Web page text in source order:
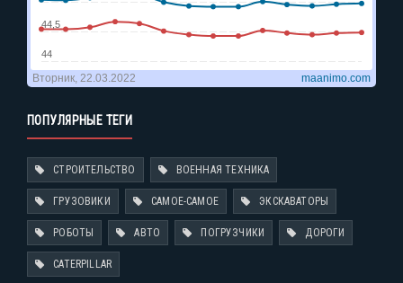
ПОПУЛЯРНЫЕ ТЕГИ
СТРОИТЕЛЬСТВО ВОЕННАЯ ТЕХНИКА
ГРУЗОВИКИ САМОЕ-САМОЕ ЭКСКАВАТОРЫ
РОБОТЫ АВТО ПОГРУЗЧИКИ ДОРОГИ
CATERPILLAR